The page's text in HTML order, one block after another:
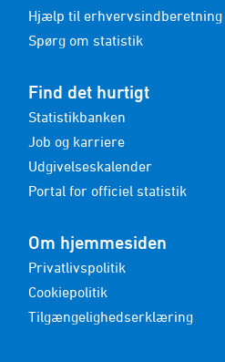
Hjælp til erhvervsindberetning
Spørg om statistik
Find det hurtigt
Statistikbanken
Job og karriere
Udgivelseskalender
Portal for officiel statistik
Om hjemmesiden
Privatlivspolitik
Cookiepolitik
Tilgængelighedserklæring